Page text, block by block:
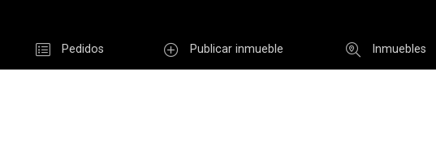
Usuario
Pedidos Publicar inmueble Inmuebles